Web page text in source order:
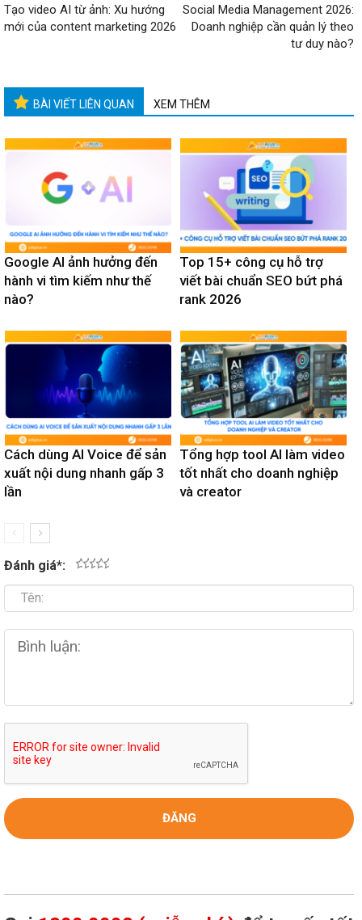
Tạo video AI từ ảnh: Xu hướng
mới của content marketing 2026
Social Media Management 2026:
Doanh nghiệp cần quản lý theo
tư duy nào?
BÀI VIẾT LIÊN QUAN XEM THÊM
Google AI ảnh hưởng đến
hành vi tìm kiếm như thế
nào?
Top 15+ công cụ hỗ trợ
viết bài chuẩn SEO bứt phá
rank 2026
Cách dùng AI Voice để sản
xuất nội dung nhanh gấp 3
lần
Tổng hợp tool AI làm video
tốt nhất cho doanh nghiệp
và creator
Đánh giá*: